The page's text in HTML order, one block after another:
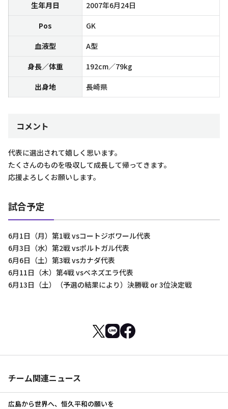
生年月日
2007年6月24日
Pos
GK
血液型
A型
身長／体重
192cm／79kg
出身地
長崎県
コメント
代表に選出されて嬉しく思います。
たくさんのものを吸収して成長して帰ってきます。
応援よろしくお願いします。
試合予定
6月1日（月）第1戦 vsコートジボワール代表
6月3日（水）第2戦 vsポルトガル代表
6月6日（土）第3戦 vsカナダ代表
6月11日（木）第4戦 vsベネズエラ代表
6月13日（土）（予選の結果により）決勝戦 or 3位決定戦
チーム関連ニュース
広島から世界へ、恒久平和の願いを